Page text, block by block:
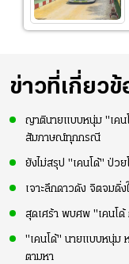
ข่าวที่เกี่ยวข้
ญาตินายแบบหนุ่ม "เคน
สัมภาษณ์ทุกกรณี
ยังไม่สรุป "เคนโด้" ป่วย
เจาะลึกดาวดัง จิตจมดิ่
สุดเศร้า พบศพ "เคนโ
"เคนโด้" นายแบบหนุ่ม
ตามหา